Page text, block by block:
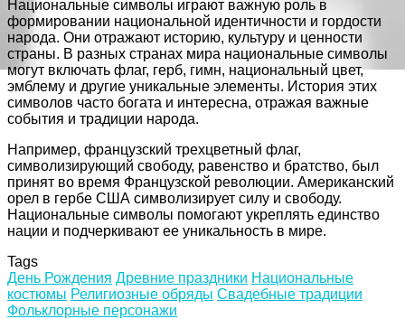
Национальные символы играют важную роль в
формировании национальной идентичности и гордости
народа. Они отражают историю, культуру и ценности
страны. В разных странах мира национальные символы
могут включать флаг, герб, гимн, национальный цвет,
эмблему и другие уникальные элементы. История этих
символов часто богата и интересна, отражая важные
события и традиции народа.
Например, французский трехцветный флаг,
символизирующий свободу, равенство и братство, был
принят во время Французской революции. Американский
орел в гербе США символизирует силу и свободу.
Национальные символы помогают укреплять единство
нации и подчеркивают ее уникальность в мире.
Tags
День Рождения Древние праздники Национальные
костюмы Религиозные обряды Свадебные традиции
Фольклорные персонажи